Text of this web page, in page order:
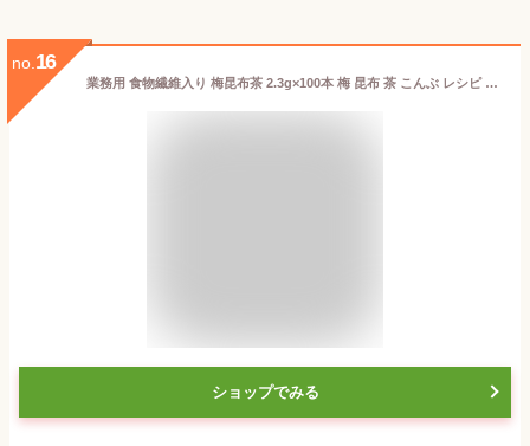
no. 16
業務用 食物繊維入り 梅昆布茶 2.3g×100本 梅 昆布 茶 こんぶ レシピ だし 料理 粉末タイプ 食物繊維 梅昆布茶 スティック ニットーリレー 日東食品工業
ショップでみる